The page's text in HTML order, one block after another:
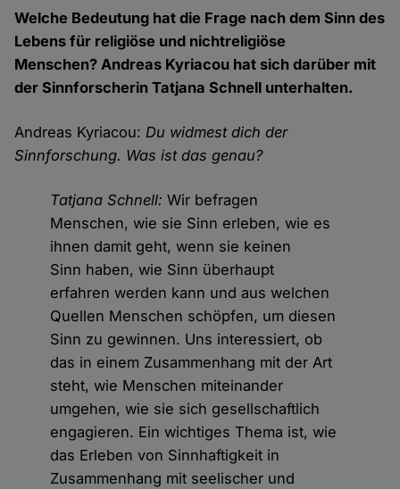
Welche Bedeutung hat die Frage nach dem Sinn des
Lebens für religiöse und nichtreligiöse
Menschen? Andreas Kyriacou hat sich darüber mit
der Sinnforscherin Tatjana Schnell unterhalten.
Andreas Kyriacou:Du widmest dich der
Sinnforschung. Was ist das genau?
Tatjana Schnell: Wir befragen
Menschen, wie sie Sinn erleben, wie es
ihnen damit geht, wenn sie keinen
Sinn haben, wie Sinn überhaupt
erfahren werden kann und aus welchen
Quellen Menschen schöpfen, um diesen
Sinn zu gewinnen. Uns interessiert, ob
das in einem Zusammenhang mit der Art
steht, wie Menschen miteinander
umgehen, wie sie sich gesellschaftlich
engagieren. Ein wichtiges Thema ist, wie
das Erleben von Sinnhaftigkeit in
Zusammenhang mit seelischer und